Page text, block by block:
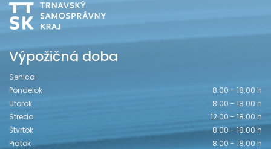
Výpožičná doba
Senica
Pondelok
8.00 - 18.00 h
Utorok
8.00 - 18.00 h
Streda
12.00 - 18.00 h
Štvrtok
8.00 - 18.00 h
Piatok
8.00 - 18.00 h